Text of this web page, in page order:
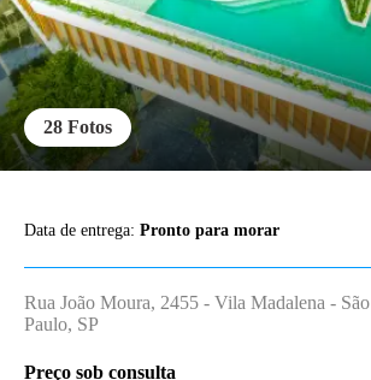
28 Fotos
Data de entrega: Pronto para morar
Rua João Moura, 2455 - Vila Madalena - São
Paulo, SP
Preço sob consulta